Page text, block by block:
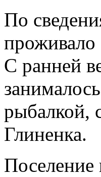
По
проживало
С ранней
рыбалкой,
Глиненка.
Поселение